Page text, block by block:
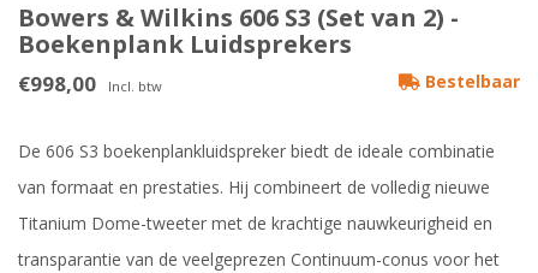
Bowers & Wilkins 606 S3 (Set van 2) -
Boekenplank Luidsprekers
€998,00 Incl. btw Bestelbaar
De 606 S3 boekenplankluidspreker biedt de ideale combinatie
van formaat en prestaties. Hij combineert de volledig nieuwe
Titanium Dome-tweeter met de krachtige nauwkeurigheid en
transparantie van de veelgeprezen Continuum-conus voor het